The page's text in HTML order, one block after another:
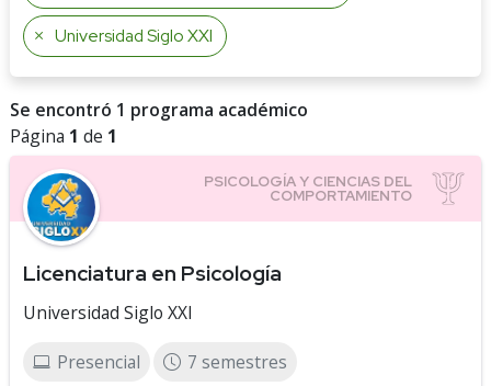
Universidad Siglo XXI
Se encontró 1 programa académico
Página 1 de 1
Licenciatura en Psicología
Universidad Siglo XXI
Presencial 7 semestres